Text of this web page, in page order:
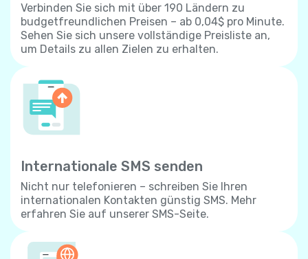
Verbinden Sie sich mit über 190 Ländern zu
budgetfreundlichen Preisen – ab 0,04$ pro Minute.
Sehen Sie sich unsere vollständige Preisliste an,
um Details zu allen Zielen zu erhalten.
Internationale SMS senden
Nicht nur telefonieren – schreiben Sie Ihren
internationalen Kontakten günstig SMS. Mehr
erfahren Sie auf unserer SMS-Seite.